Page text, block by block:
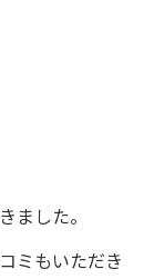
ました。
ミもいただき